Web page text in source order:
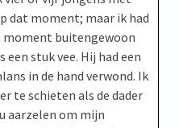
dat moment; maar ik had
moment buitengewoon
stuk vee. Hij had een
in de hand verwond. Ik
te schieten als de dader
aarzelen om mijn